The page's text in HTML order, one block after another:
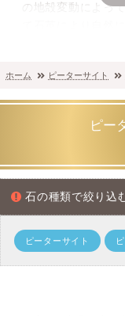
の地殻変動によっ
ことが多く、中国
成分的にはタイガ
したクロシドライ
その見た目はタイ
トヤンシー(キャッ
高品質のピー
ホーム ピーターサイト
ピー
石の種類で絞り込
ピーターサイト